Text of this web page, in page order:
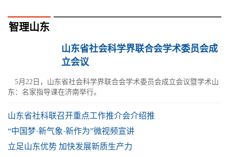
智理山东
山东省社会科学界联合会学术委员会成
立会议
5月22日，山东省社会科学界联合会学术委员会成立会议暨学术山
东：名家指导课在济南举行。
山东省社科联召开重点工作推介会介绍推
“中国梦·新气象·新作为”微视频宣讲
立足山东优势 加快发展新质生产力